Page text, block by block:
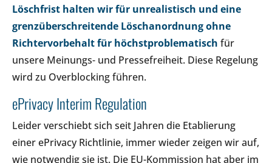
Löschfrist halten wir für unrealistisch und eine
grenzüberschreitende Löschanordnung ohne
Richtervorbehalt für höchstproblematisch für
unsere Meinungs- und Pressefreiheit. Diese Regelung
wird zu Overblocking führen.
ePrivacy Interim Regulation
Leider verschiebt sich seit Jahren die Etablierung
einer ePrivacy Richtlinie, immer wieder zeigen wir auf,
wie notwendig sie ist. Die EU-Kommission hat aber im